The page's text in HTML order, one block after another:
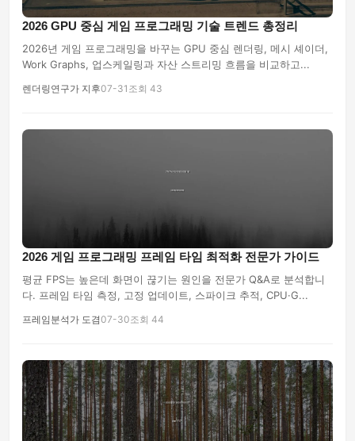
2026 GPU 중심 게임 프로그래밍 기술 트렌드 총정리
2026년 게임 프로그래밍을 바꾸는 GPU 중심 렌더링, 메시 셰이더,
Work Graphs, 업스케일링과 자산 스트리밍 흐름을 비교하고...
렌더링연구가 지후07-31 조회 43
2026 게임 프로그래밍 프레임 타임 최적화 전문가 가이드
평균 FPS는 높은데 화면이 끊기는 원인을 전문가 Q&A로 분석합니
다. 프레임 타임 측정, 고정 업데이트, 스파이크 추적, CPU·G...
프레임분석가 도겸07-30조회 44